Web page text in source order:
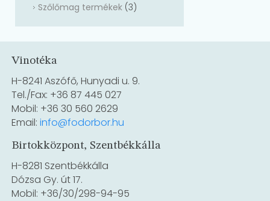
Szőlőmag termékek (3)
Vinotéka
H-8241 Aszófő, Hunyadi u. 9.
Tel./Fax: +36 87 445 027
Mobil: +36 30 560 2629
Email:info@fodorbor.hu
Birtokközpont, Szentbékkálla
H-8281 Szentbékkálla
Dózsa Gy. út 17.
Mobil: +36/30/298-94-95